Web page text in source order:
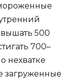
500
700–
нехватке
загруженные